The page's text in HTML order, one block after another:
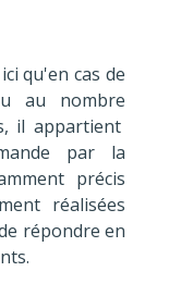
qu'en cas de
au nombre
il appartient
par la
précis
réalisées
répondre en